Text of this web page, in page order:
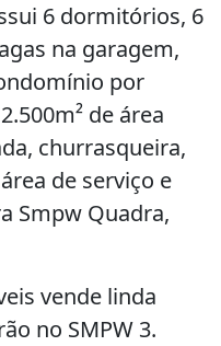
6 dormitórios, 6
na garagem,
por
de área
churrasqueira,
de serviço e
Smpw Quadra,
vende linda
no SMPW 3.